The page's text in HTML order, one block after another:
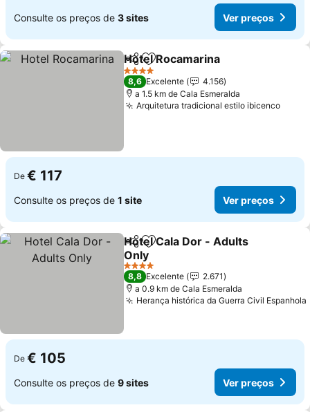
Consulte os preços de 3 sites Ver preços
PartilharAdicionar aos favoritos
Hotel Rocamarina
4 Estrelas
8,6 Excelente
4.156
a 1.5 km de Cala Esmeralda
Arquitetura tradicional estilo ibicenco
De € 117
Consulte os preços de 1 site Ver preços
PartilharAdicionar aos favoritos
Hotel Cala Dor - Adults
Only
4 Estrelas
8,8 Excelente
2.671
a 0.9 km de Cala Esmeralda
Herança histórica da Guerra Civil Espanhola
De € 105
Consulte os preços de 9 sites Ver preços